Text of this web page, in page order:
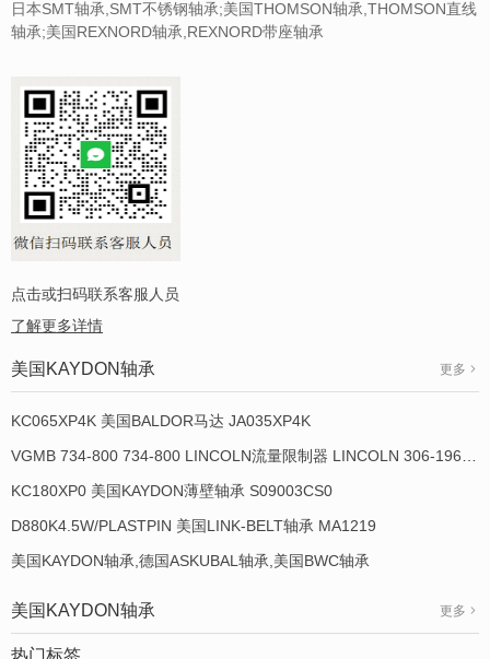
日本SMT轴承,SMT不锈钢轴承;美国THOMSON轴承,THOMSON直线
轴承;美国REXNORD轴承,REXNORD带座轴承
点击或扫码联系客服人员
了解更多详情
美国KAYDON轴承 更多
KC065XP4K 美国BALDOR马达 JA035XP4K
KC180XP0 美国KAYDON薄壁轴承 S09003CS0
D880K4.5W/PLASTPIN 美国LINK-BELT轴承 MA1219
美国KAYDON轴承,德国ASKUBAL轴承,美国BWC轴承
美国KAYDON轴承 更多
热门标签